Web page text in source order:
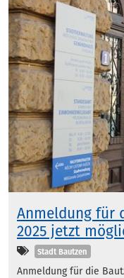
Anmeldung für
2025 jetzt
Kategorien
Stadt Bautzen
Anmeldung für die